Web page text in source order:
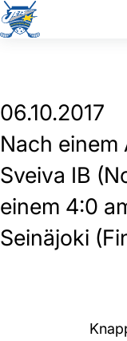
Dietlikon
06.10.2017
Nach einem
Sveiva IB
einem 4:0
Seinäjoki